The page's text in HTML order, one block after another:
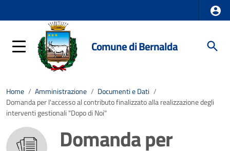
Comune di Bernalda
Home / Amministrazione / Documenti e Dati /
Domanda per l'accesso al contributo finalizzato alla realizzazione degli
interventi gestionali "Dopo di Noi"
Domanda per